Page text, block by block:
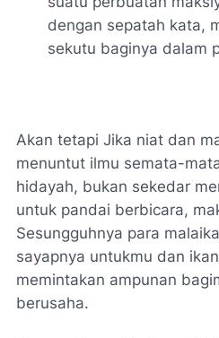
dengan sepatah kata,
sekutu baginya dalam
Akan tetapi Jika niat dan
menuntut ilmu semata-
hidayah, bukan sekedar
untuk pandai berbicara,
Sesungguhnya para
sayapnya untukmu dan
memintakan ampunan
berusaha.